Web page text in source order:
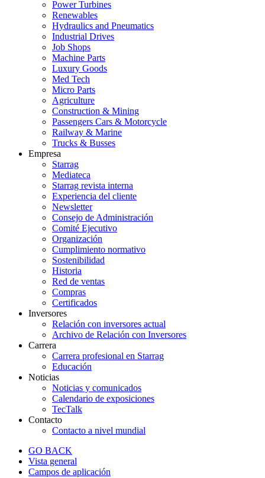
Power Turbines
Renewables
Hydraulics and Pneumatics
Industrial Drives
Job Shops
Machine Parts
Luxury Goods
Med Tech
Micro Parts
Agriculture
Construction & Mining
Passengers Cars & Motorcycle
Railway & Marine
Trucks & Busses
Empresa
Starrag
Mediateca
Starrag revista interna
Experiencia del cliente
Newsletter
Consejo de Administración
Comité Ejecutivo
Organización
Cumplimiento normativo
Sostenibilidad
Historia
Red de ventas
Compras
Certificados
Inversores
Relación con inversores actual
Archivo de Relación con Inversores
Carrera
Carrera profesional en Starrag
Educación
Noticias
Noticias y comunicados
Calendario de exposiciones
TecTalk
Contacto
Contacto a nivel mundial
GO BACK
Vista general
Campos de aplicación